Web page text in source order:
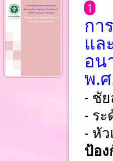
1
กา
แล
อน
พ.
- ชั
- ร
- หัว
ป้อ